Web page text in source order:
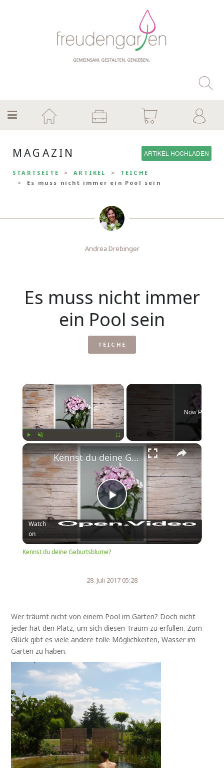
MAGAZIN ARTIKEL HOCHLADEN
STARTSEITE ARTIKEL
TEICHE
Es muss nicht immer ein Pool sein
Andrea Drebinger
Es muss nicht immer
ein Pool sein
TEICHE
Fullscreen
Now Playing
Play
Video
Kennst du deine Geburtsblume?
Watch
on
Kennst du deine Geburtsblume?
28. Juli 2017 05:28
Wer träumt nicht von einem Pool im Garten? Doch nicht
jeder hat den Platz, um sich diesen Traum zu erfüllen. Zum
Glück gibt es viele andere tolle Möglichkeiten, Wasser im
Garten zu haben.